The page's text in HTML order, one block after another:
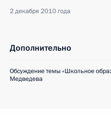
2 декабря 2010 года
Дополнительно
Обсуждение темы «Школьное
Медведева